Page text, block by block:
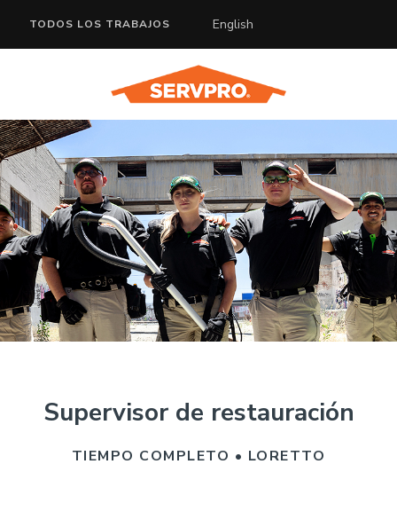
TODOS LOS TRABAJOS English
Supervisor de restauración
TIEMPO COMPLETO • LORETTO